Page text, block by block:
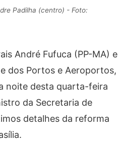
Padilha (centro) - Foto:
André Fufuca (PP-MA) e
dos Portos e Aeroportos,
noite desta quarta-feira
da Secretaria de
detalhes da reforma